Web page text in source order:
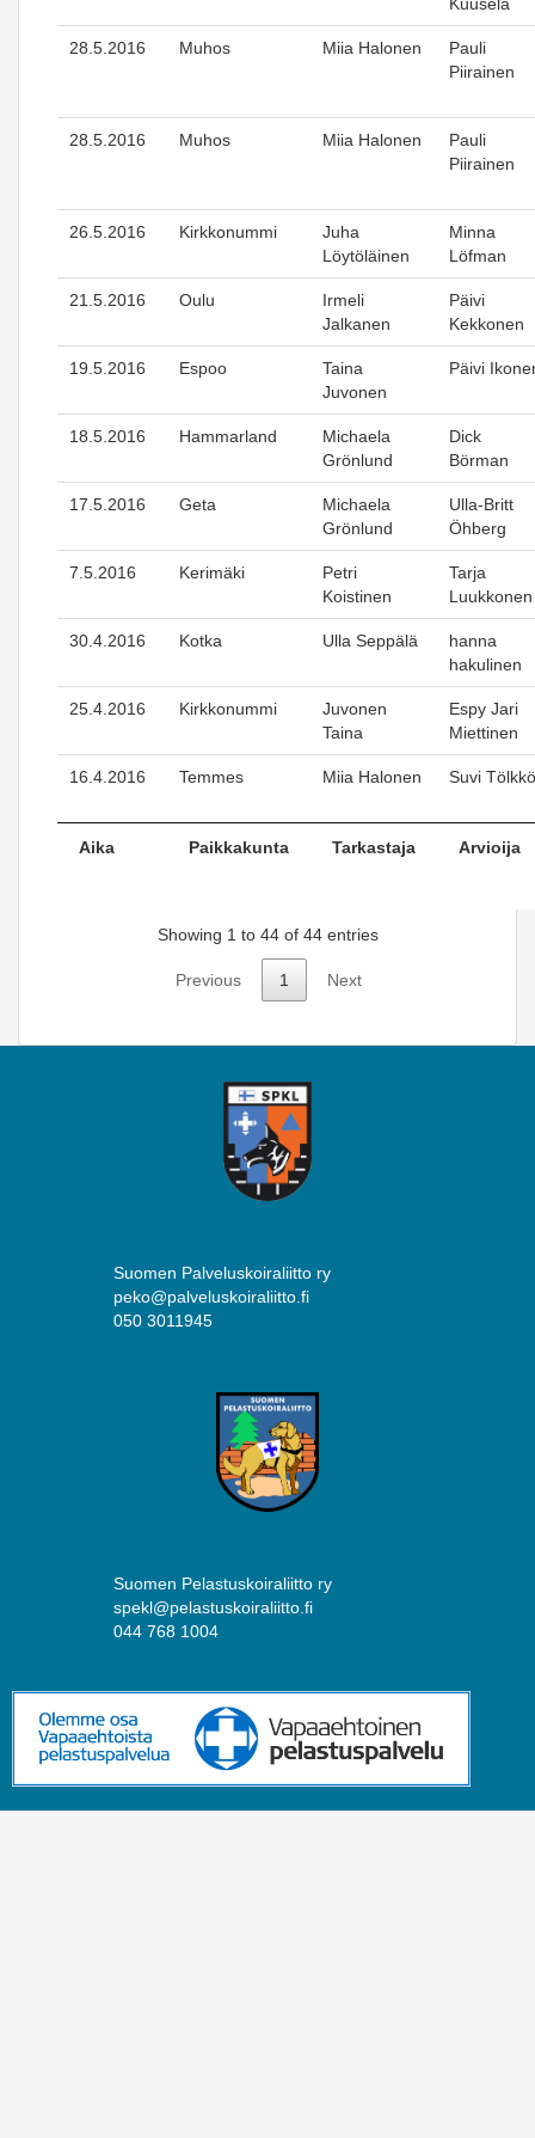
Aika Paikkakunta Tarkastaja Arvioija
Kuusela
28.5.2016 Muhos Miia Halonen
Pauli
Piirainen
28.5.2016 Muhos Miia Halonen
Pauli
Piirainen
26.5.2016 Kirkkonummi
Juha
Löytöläinen
Minna
Löfman
21.5.2016 Oulu
Irmeli
Jalkanen
Päivi
Kekkonen
19.5.2016 Espoo
Taina
Juvonen
Päivi
18.5.2016 Hammarland
Michaela
Grönlund
Dick
Börman
17.5.2016 Geta
Michaela
Grönlund
Ulla-Britt
Öhberg
7.5.2016 Kerimäki
Petri
Koistinen
Tarja
Luukkonen
30.4.2016 Kotka Ulla Seppälä
hanna
hakulinen
25.4.2016 Kirkkonummi
Juvonen
Taina
Espy Jari
Miettinen
16.4.2016 Temmes Miia Halonen Suvi Tölkkö
Showing 1 to 44 of 44 entries
Previous 1 Next
Suomen Palveluskoiraliitto ry
peko@palveluskoiraliitto.fi
050 3011945
Suomen Pelastuskoiraliitto ry
spekl@pelastuskoiraliitto.fi
044 768 1004